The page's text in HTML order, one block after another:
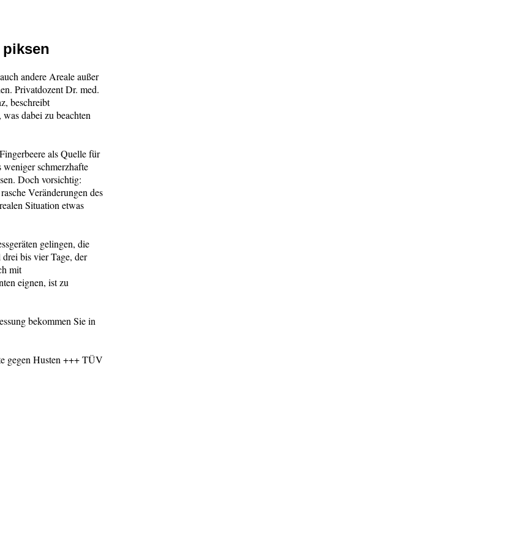
andere Areale außer
Privatdozent Dr. med.
beschreibt
dabei zu beachten
als Quelle für
schmerzhafte
Doch vorsichtig:
Veränderungen des
Situation etwas
gelingen, die
bis vier Tage, der
mit
eignen, ist zu
bekommen Sie in
gegen Husten +++ TÜV